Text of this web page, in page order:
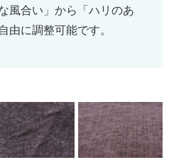
風合い」から「ハリのあ
由に調整可能です。